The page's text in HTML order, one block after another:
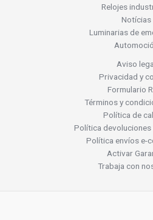
Relojes
Notícias
Luminarias de
Aviso
Privacidad y
Formulario
Términos y
Política de
Política devoluciones
Política envíos e-
Activar
Trabaja con